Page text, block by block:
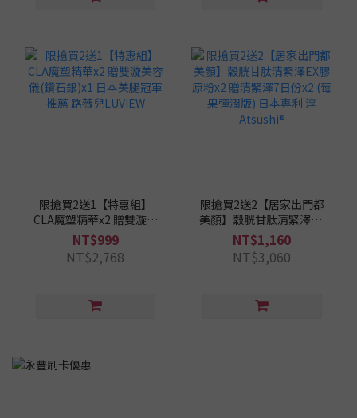
限搶買2送1【特惠組】
CLA魔塑精華x2 贈雙漩美
容儀(鑽石銀)x1 日本美腿
冠軍推薦 路薇兒LUVIEW
NT$999
NT$2,768
限搶買2送2【居家出門都
美顏】穀胱甘肽清緊澤EX
膠原粉x2 贈清緊澤7日份
x2 (莓果彈潤版) 日本專利
淳Atsushi®
NT$1,160
NT$3,060